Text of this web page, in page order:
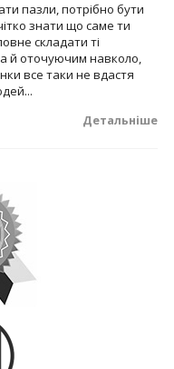
пазли, потрібно бути
знати що саме ти
складати ті
а й оточуючим навколо,
все таки не вдастя
Детальніше